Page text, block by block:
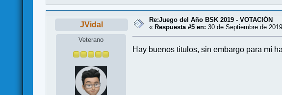
JVidal
Veterano
Re:Juego del Año BSK 2019 - VOTACIÓN
« Respuesta #5 en: 30 de Septiembre de
Hay buenos titulos, sin embargo para mí